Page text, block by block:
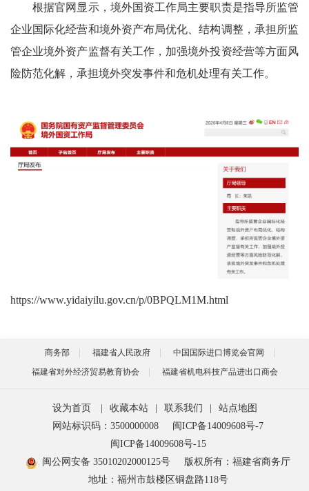
根据官网显示，境外国资工作局主要职责是指导所监管
企业国际化经营和境外资产布局优化、结构调整，承担所监
管企业境外资产监督有关工作，加强境外投资经营等方面风
险防范化解，承担境外突发事件和危机处理有关工作。
https://www.yidaiyilu.gov.cn/p/0BPQLM1M.html
商务部 福建省人民政府
中国国际进口博览会官网
福建省对外经济贸易教育协会
福建省机电科技产品进出口商会
设为首页 收藏本站 联系我们
站点地图
网站标识码：3500000008
闽ICP备14009608号-7
闽ICP备14009608号-15
闽公网安备 35010202000125号
版权所有：福建省商务厅
地址：福州市鼓楼区铜盘路118号